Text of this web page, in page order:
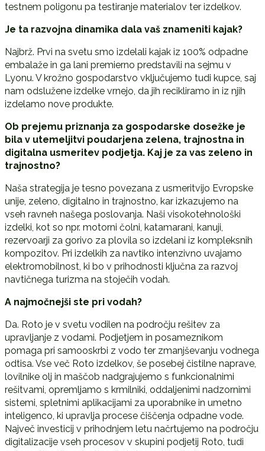
testnem poligonu pa testiranje materialov ter izdelkov.
Je ta razvojna dinamika dala vaš znameniti kajak?
Najbrž. Prvi na svetu smo izdelali kajak iz 100% odpadne
embalaže in ga lani premierno predstavili na sejmu v
Lyonu. V krožno gospodarstvo vključujemo tudi kupce, saj
nam odslužene izdelke vrnejo, da jih recikliramo in iz njih
izdelamo nove produkte.
Ob prejemu priznanja za gospodarske dosežke je
bila v utemeljitvi poudarjena zelena, trajnostna in
digitalna usmeritev podjetja. Kaj je za vas zeleno in
trajnostno?
Naša strategija je tesno povezana z usmeritvijo Evropske
unije, zeleno, digitalno in trajnostno, kar izkazujemo na
vseh ravneh našega poslovanja. Naši visokotehnološki
izdelki, kot so npr. motorni čolni, katamarani, kanuji,
rezervoarji za gorivo za plovila so izdelani iz kompleksnih
kompozitov. Pri izdelkih za navtiko intenzivno uvajamo
elektromobilnost, ki bo v prihodnosti ključna za razvoj
navtičnega turizma na stoječih vodah.
A najmočnejši ste pri vodah?
Da. Roto je v svetu vodilen na področju rešitev za
upravljanje z vodami. Podjetjem in posameznikom
pomaga pri samooskrbi z vodo ter zmanjševanju vodnega
odtisa. Vse več Roto izdelkov, še posebej čistilne naprave,
lovilnike olj in maščob nadgrajujemo s funkcionalnimi
rešitvami, opremljamo s krmilniki, oddaljenimi nadzornimi
sistemi, spletnimi aplikacijami za uporabnike in umetno
inteligenco, ki upravlja procese čiščenja odpadne vode.
Največ investicij v prihodnjem letu načrtujemo na področju
digitalizacije vseh procesov v skupini podjetij Roto, tudi